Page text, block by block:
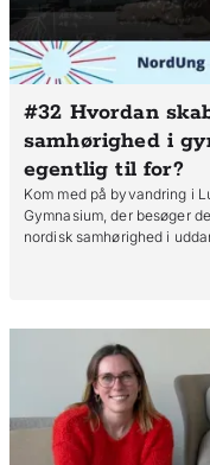
#32 Hvordan
samhørighed i
egentlig til for?
Kom med på byvandring i
Gymnasium, der besøger
nordisk samhørighed i